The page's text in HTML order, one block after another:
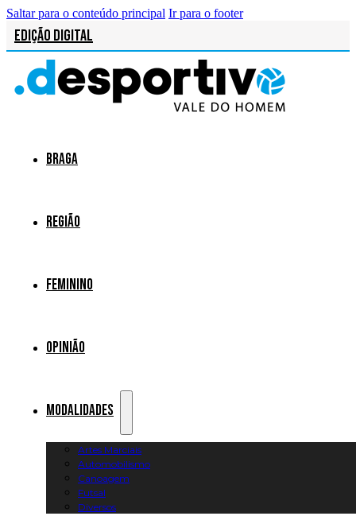
Saltar para o conteúdo principal Ir para o footer
Edição Digital
Braga
Região
Feminino
Opinião
Modalidades
Artes Marciais
Automobilismo
Canoagem
Futsal
Diversos